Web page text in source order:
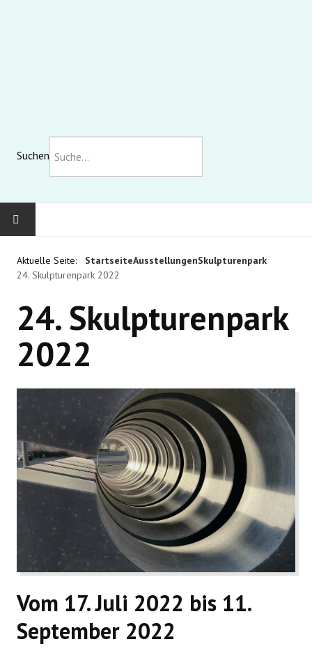
Suchen
WIR ÜBER UNS
Aktuelle Seite: StartseiteAusstellungenSkulpturenpark
24. Skulpturenpark 2022
24. Skulpturenpark
2022
Vom 17. Juli 2022 bis 11.
September 2022